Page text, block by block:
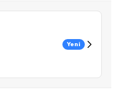
Yeni